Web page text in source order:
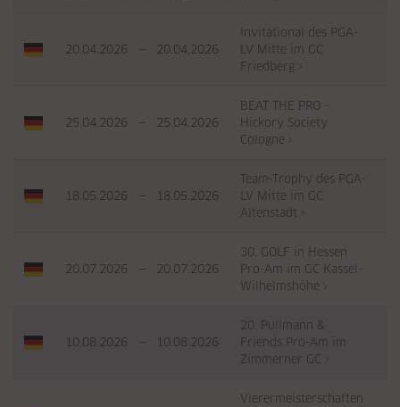
20.04.2026 — 20.04.2026
Invitational des PGA-
LV Mitte im GC
Friedberg
25.04.2026 — 25.04.2026
BEAT THE PRO -
Hickory Society
Cologne
18.05.2026 — 18.05.2026
Team-Trophy des PGA-
LV Mitte im GC
Altenstadt
20.07.2026 — 20.07.2026
30. GOLF in Hessen
Pro-Am im GC Kassel-
Wilhelmshöhe
10.08.2026 — 10.08.2026
20. Pullmann &
Friends Pro-Am im
Zimmerner GC
Vierermeisterschaften